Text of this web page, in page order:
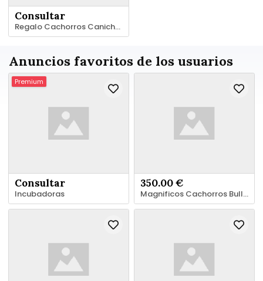
Consultar
Regalo Cachorros Caniches*whatapps.623727736
Anuncios favoritos de los usuarios
Premium
Consultar
Incubadoras
350.00 €
Magnificos Cachorros Bulldog Frances